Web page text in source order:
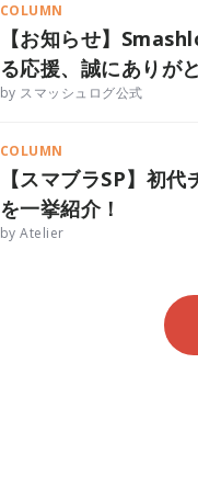
COLUMN
【お知らせ】
る応援、誠にありが
by スマッシュログ公式
COLUMN
【スマブラSP】初
を一挙紹介！
by Atelier